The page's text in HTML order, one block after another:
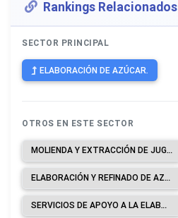
Rankings Relacionados
SECTOR PRINCIPAL
ELABORACIÓN DE AZÚCAR.
OTROS EN ESTE SECTOR
MOLIENDA Y EXTRACCIÓN DE JUGO DE CAÑA (TRAPICHE) Y PRODUCCIÓN DE PANELA.
ELABORACIÓN Y REFINADO DE AZÚCAR DE CAÑA Y MELAZA DE CAÑA; REMOLACHA AZUCARERA, ETCÉTERA.
SERVICIOS DE APOYO A LA ELABORACIÓN DE AZÚCAR A CAMBIO DE UNA RETRIBUCIÓN O POR CONTRATO.